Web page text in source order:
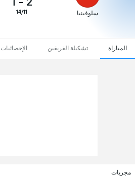
سلوفينيا 14/11
المباراة تشكيلة الفريقين الإحصائيات
مجريات